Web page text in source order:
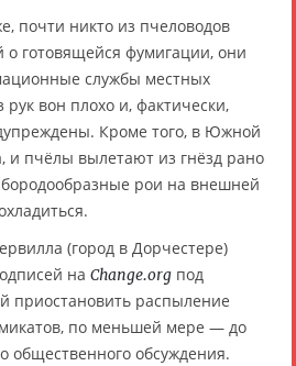
почти никто из пчеловодов
о готовящейся фумигации, они
службы местных
рук вон плохо и, фактически,
Кроме того, в Южной
и пчёлы вылетают из гнёзд рано
рои на внешней
(город в Дорчестере)
на Change.org под
приостановить распыление
по меньшей мере — до
общественного обсуждения.